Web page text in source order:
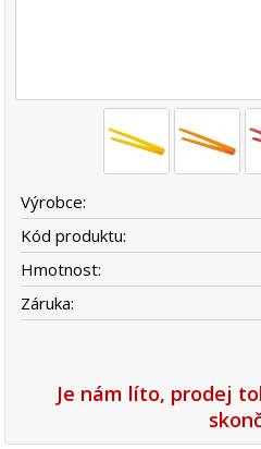
Výrobce:
Kód produktu:
Hmotnost:
Záruka:
Je nám líto, prodej